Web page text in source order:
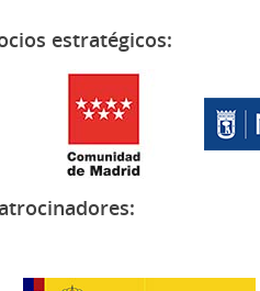
estratégicos: